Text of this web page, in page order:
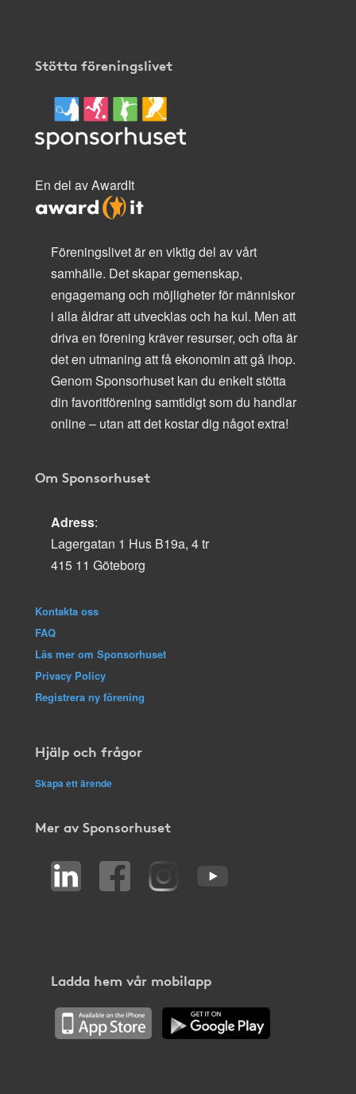
Stötta föreningslivet
En del av AwardIt
Föreningslivet är en viktig del av vårt
samhälle. Det skapar gemenskap,
engagemang och möjligheter för människor
i alla åldrar att utvecklas och ha kul. Men att
driva en förening kräver resurser, och ofta är
det en utmaning att få ekonomin att gå ihop.
Genom Sponsorhuset kan du enkelt stötta
din favoritförening samtidigt som du handlar
online – utan att det kostar dig något extra!
Om Sponsorhuset
Adress:
Lagergatan 1 Hus B19a, 4 tr
415 11 Göteborg
Kontakta oss
FAQ
Läs mer om Sponsorhuset
Privacy Policy
Registrera ny förening
Hjälp och frågor
Skapa ett ärende
Mer av Sponsorhuset
Ladda hem vår mobilapp